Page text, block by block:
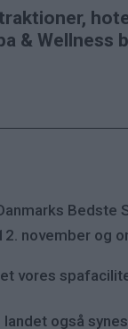
&
november og
vores
også